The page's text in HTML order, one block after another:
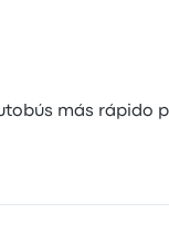
más rápido